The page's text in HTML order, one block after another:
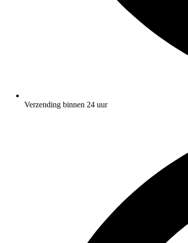
Verzending binnen 24 uur